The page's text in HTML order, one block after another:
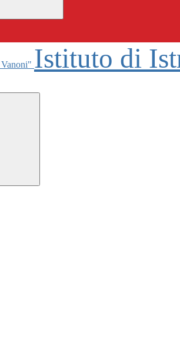
Istituto di